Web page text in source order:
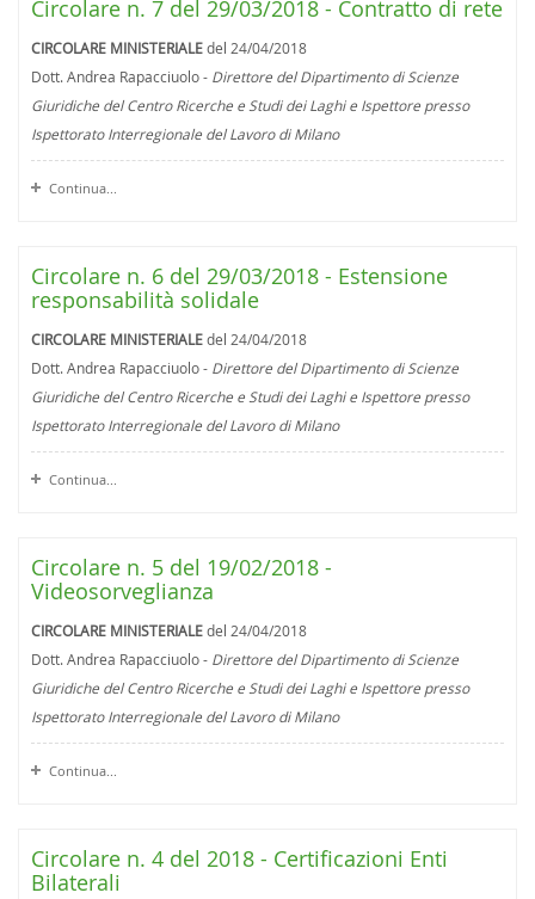
Circolare n. 7 del 29/03/2018 - Contratto di rete
CIRCOLARE MINISTERIALEdel 24/04/2018
Dott. Andrea Rapacciuolo - Direttore del Dipartimento di Scienze
Giuridiche del Centro Ricerche e Studi dei Laghi e Ispettore presso
Ispettorato Interregionale del Lavoro di Milano
Continua...
Circolare n. 6 del 29/03/2018 - Estensione
responsabilità solidale
CIRCOLARE MINISTERIALEdel 24/04/2018
Dott. Andrea Rapacciuolo - Direttore del Dipartimento di Scienze
Giuridiche del Centro Ricerche e Studi dei Laghi e Ispettore presso
Ispettorato Interregionale del Lavoro di Milano
Continua...
Circolare n. 5 del 19/02/2018 -
Videosorveglianza
CIRCOLARE MINISTERIALEdel 24/04/2018
Dott. Andrea Rapacciuolo - Direttore del Dipartimento di Scienze
Giuridiche del Centro Ricerche e Studi dei Laghi e Ispettore presso
Ispettorato Interregionale del Lavoro di Milano
Continua...
Circolare n. 4 del 2018 - Certificazioni Enti
Bilaterali